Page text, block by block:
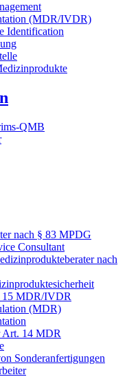
(MDR/IVDR)
Identification
QMB
nach § 83 MPDG
Consultant
nach
15 MDR/IVDR
(MDR)
Art. 14 MDR
Sonderanfertigungen